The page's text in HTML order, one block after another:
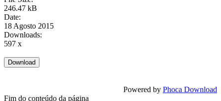
246.47 kB
Date:
18 Agosto 2015
Downloads:
597 x
Powered by Phoca Download
Fim do conteúdo da página